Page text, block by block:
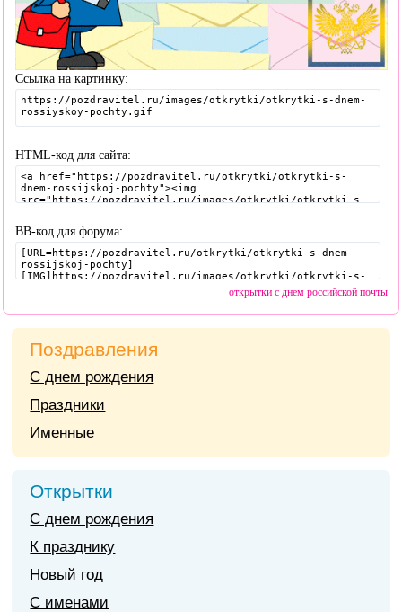
Ссылка на картинку:
HTML-код для сайта:
BB-код для форума:
открытки с днем российской почты
Поздравления
С днем рождения
Праздники
Именные
Открытки
С днем рождения
К празднику
Новый год
С именами